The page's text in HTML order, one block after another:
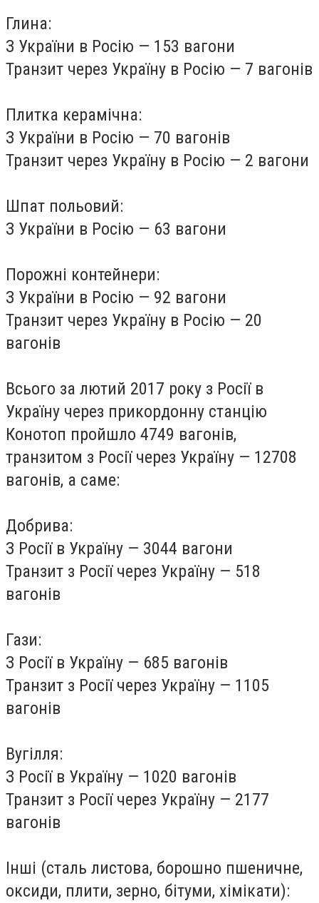
Глина:
З України в Росію — 153 вагони
Транзит через Україну в Росію — 7 вагонів
Плитка керамічна:
З України в Росію — 70 вагонів
Транзит через Україну в Росію — 2 вагони
Шпат польовий:
З України в Росію — 63 вагони
Порожні контейнери:
З України в Росію — 92 вагони
Транзит через Україну в Росію — 20
вагонів
Всього за лютий 2017 року з Росії в
Україну через прикордонну станцію
Конотоп пройшло 4749 вагонів,
транзитом з Росії через Україну — 12708
вагонів, а саме:
Добрива:
З Росії в Україну — 3044 вагони
Транзит з Росії через Україну — 518
вагонів
Гази:
З Росії в Україну — 685 вагонів
Транзит з Росії через Україну — 1105
вагонів
Вугілля:
З Росії в Україну — 1020 вагонів
Транзит з Росії через Україну — 2177
вагонів
Інші (сталь листова, борошно пшеничне,
оксиди, плити, зерно, бітуми, хімікати):